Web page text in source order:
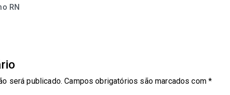
RN
será publicado. Campos obrigatórios são marcados com*